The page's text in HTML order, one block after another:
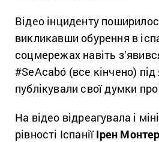
Відео інциденту
викликавши обурення в
соцмережах навіть
#SeAcabó (все кінчено)
публікували свої думки
На відео відреагувала і
рівності ІспаніїІрен